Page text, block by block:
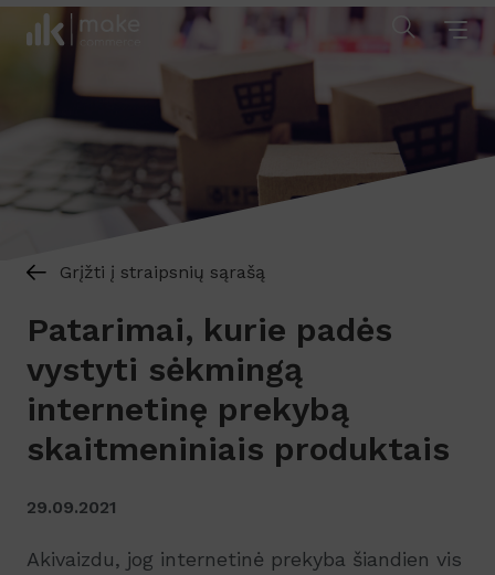
Grįžti į straipsnių sąrašą
Patarimai, kurie padės
vystyti sėkmingą
internetinę prekybą
skaitmeniniais produktais
29.09.2021
Akivaizdu, jog internetinė prekyba šiandien vis